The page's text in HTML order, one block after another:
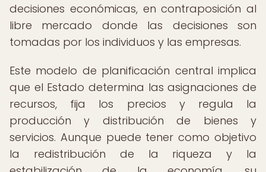
decisiones económicas, en contraposición al
libre mercado donde las decisiones son
tomadas por los individuos y las empresas.
Este modelo de planificación central implica
que el Estado determina las asignaciones de
recursos, fija los precios y regula la
producción y distribución de bienes y
servicios. Aunque puede tener como objetivo
la redistribución de la riqueza y la